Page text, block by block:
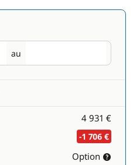
au
Retour
4 931 €
-1 706 €
Option